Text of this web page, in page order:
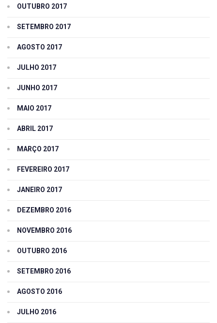
OUTUBRO 2017
SETEMBRO 2017
AGOSTO 2017
JULHO 2017
JUNHO 2017
MAIO 2017
ABRIL 2017
MARÇO 2017
FEVEREIRO 2017
JANEIRO 2017
DEZEMBRO 2016
NOVEMBRO 2016
OUTUBRO 2016
SETEMBRO 2016
AGOSTO 2016
JULHO 2016